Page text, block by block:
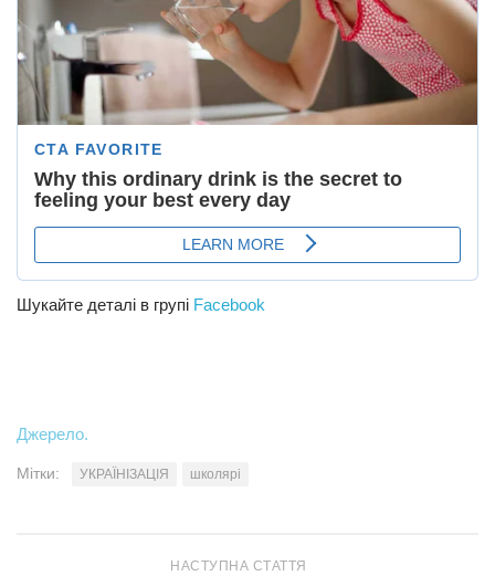
Шукайте деталі в групі Facebook
Джерело.
Мітки: УКРАЇНІЗАЦІЯ школярі
НАСТУПНА СТАТТЯ